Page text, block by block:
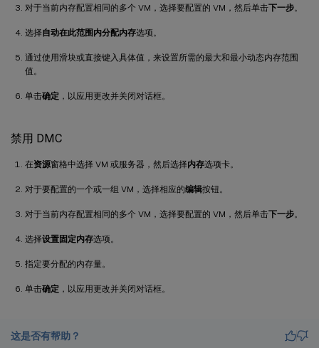
对于当前内存配置相同的多个 VM，选择要配置的 VM，然后单击下一步。
选择自动在此范围内分配内存选项。
通过使用滑块或直接键入具体值，来设置所需的最大和最小动态内存范围
值。
单击确定 ，以应用更改并关闭对话框。
禁用 DMC
在资源窗格中选择 VM 或服务器，然后选择内存选项卡。
对于要配置的一个或一组 VM，选择相应的编辑按钮。
对于当前内存配置相同的多个 VM，选择要配置的 VM，然后单击下一步。
选择设置固定内存选项。
指定要分配的内存量。
单击确定 ，以应用更改并关闭对话框。
这是否有帮助？